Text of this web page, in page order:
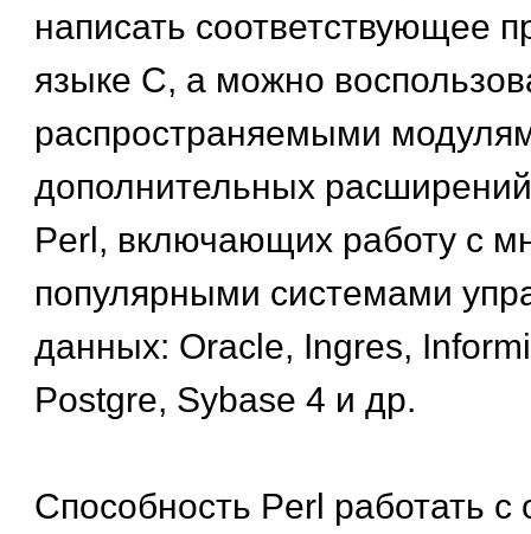
написать соответствующее
языке С, а можно
распространяемыми
дополнительных
Perl, включающих работу с
популярными системами
данных: Oracle, Ingres,
Postgre, Sybase 4 и др.
Способность Perl работать с